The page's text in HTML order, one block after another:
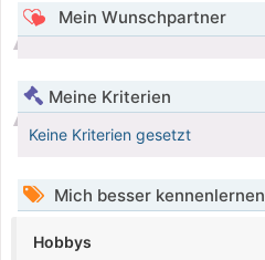
Mein Wunschpartner
Meine Kriterien
Keine Kriterien gesetzt
Mich besser kennenlernen
Hobbys